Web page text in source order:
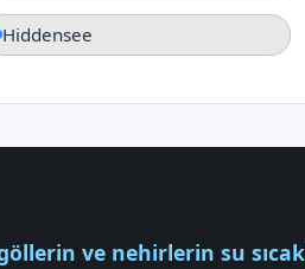
Hiddensee
ve nehirlerin su